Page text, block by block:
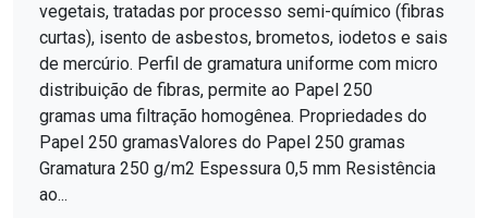
vegetais, tratadas por processo semi-químico (fibras
curtas), isento de asbestos, brometos, iodetos e sais
de mercúrio. Perfil de gramatura uniforme com micro
distribuição de fibras, permite ao Papel 250
gramas uma filtração homogênea. Propriedades do
Papel 250 gramasValores do Papel 250 gramas
Gramatura 250 g/m2 Espessura 0,5 mm Resistência
ao...